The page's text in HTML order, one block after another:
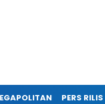
PERS RILIS